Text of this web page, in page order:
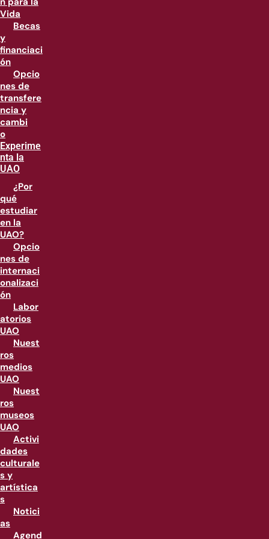
Vida
Becas
y
financiaci
ón
Opcio
nes de
transfere
ncia y
cambi
o
Experime
nta la
UAO
¿Por
qué
estudiar
en la
UAO?
Opcio
nes de
internaci
onalizaci
ón
Labor
atorios
UAO
Nuest
ros
medios
UAO
Nuest
ros
museos
UAO
Activi
dades
culturale
s y
artística
s
Notici
as
Agend